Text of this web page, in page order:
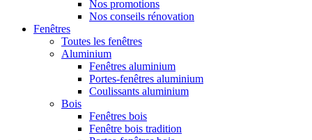
Nos promotions
Nos conseils rénovation
Fenêtres
Toutes les fenêtres
Aluminium
Fenêtres aluminium
Portes-fenêtres aluminium
Coulissants aluminium
Bois
Fenêtres bois
Fenêtre bois tradition